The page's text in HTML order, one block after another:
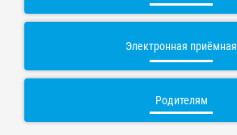
Электронная приёмная
Родителям